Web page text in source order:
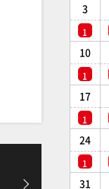
3
1
10
1
17
1
24
1
31